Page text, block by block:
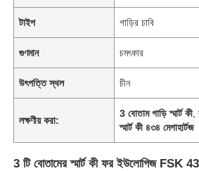
টাইপ গাড়ির চাবি
গুণমান চমৎকার
উৎপত্তি স্থল চীন
লক্ষণীয় করা:
3 বোতাম গাড়ি স্মার্ট কী ,
স্মার্ট কী ৪৩৪ মেগাহার্টজ
3 টি বোতামের স্মার্ট কী ফর ইউলোগিজ FSK